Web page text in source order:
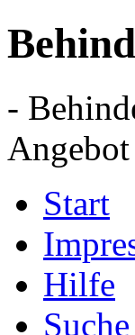
-
Start
Hilfe
Suche